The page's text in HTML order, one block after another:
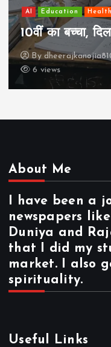
झुग्गी में रहने
कैसे “बड़ा आदमी”
By
17 views
About Me
I have been a
newspapers
Duniya and
that I did my
market. I also
spirituality.
Useful Links